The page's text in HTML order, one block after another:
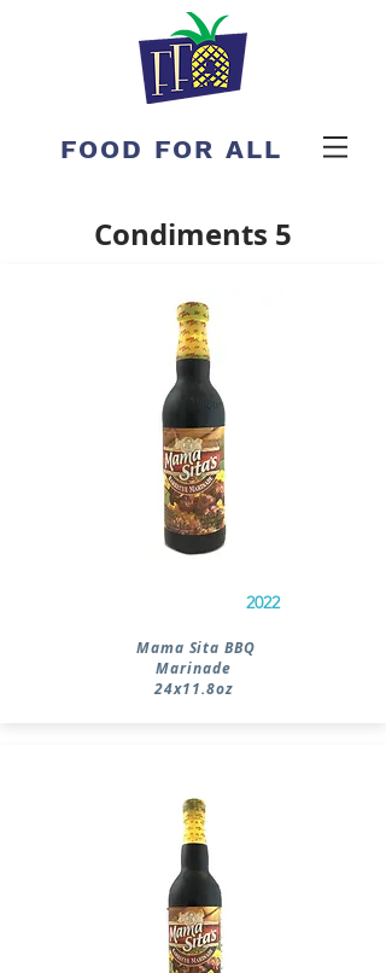
FOOD FOR ALL
Condiments 5
2022
Mama Sita BBQ
Marinade
24x11.8oz